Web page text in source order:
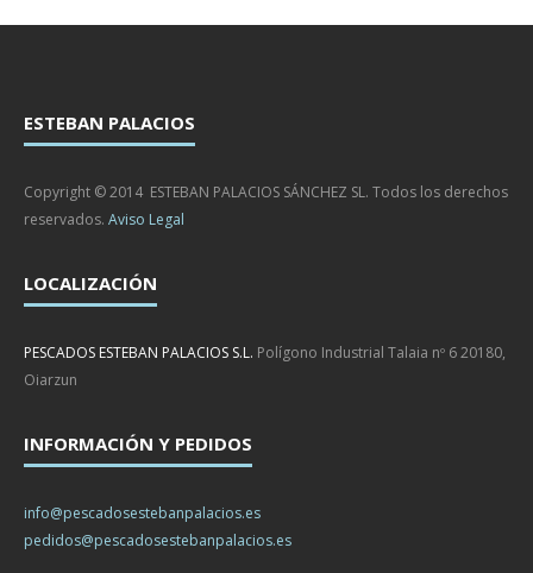
ESTEBAN PALACIOS
Copyright © 2014 ESTEBAN PALACIOS SÁNCHEZ SL. Todos los derechos
reservados. Aviso Legal
LOCALIZACIÓN
PESCADOS ESTEBAN PALACIOS S.L. Polígono Industrial Talaia nº 6 20180,
Oiarzun
INFORMACIÓN Y PEDIDOS
info@pescadosestebanpalacios.es
pedidos@pescadosestebanpalacios.es